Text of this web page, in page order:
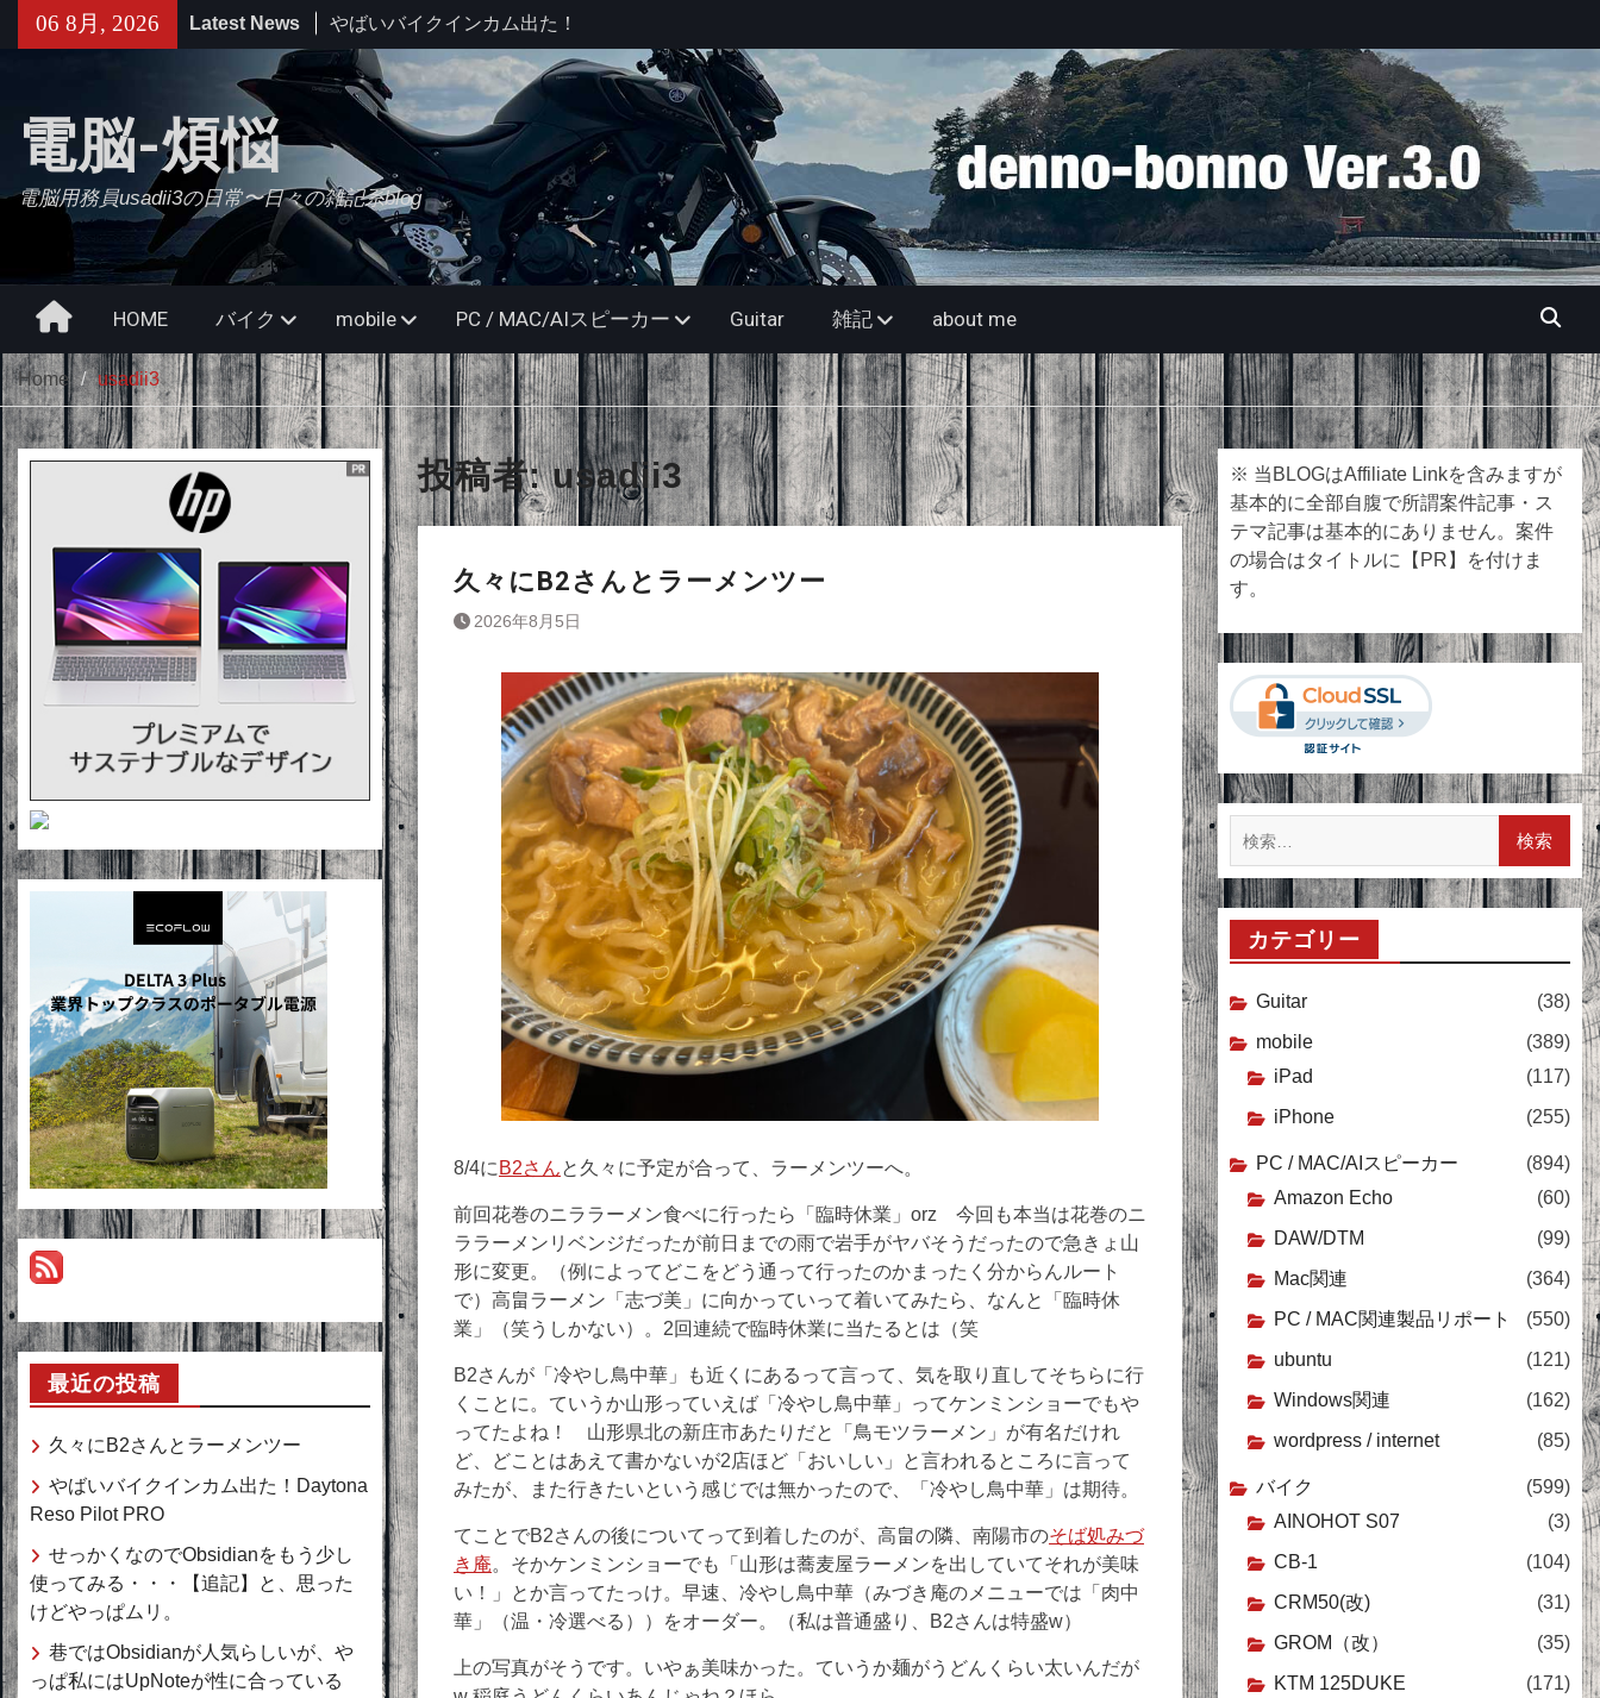
06 8月, 2026 Latest News
せっかくなのでObsidianをもう少し
使ってみる・・・【追記】と、思っ
たけどやっぱムリ。
久々にB2さんとラーメンツー
やばいバイクインカム出た！
Daytona Reso Pilot PRO
電脳-煩悩
電脳用務員usadii3の日常〜日々の雑記系blog
HomeHOME バイク mobile PC / MAC/AIスピーカー Guitar 雑記 about me
Home usadii3
投稿者:usadii3
久々にB2さんとラーメンツー
2026年8月5日
8/4に B2さんと久々に予定が合って、ラーメンツーへ。
前回花巻のニララーメン食べに行ったら「臨時休業」orz 今回も本当は花巻のニ
ララーメンリベンジだったが前日までの雨で岩手がヤバそうだったので急きょ山
形に変更。（例によってどこをどう通って行ったのかまったく分からんルート
で）高畠ラーメン「志づ美」に向かっていって着いてみたら、なんと「臨時休
業」（笑うしかない）。2回連続で臨時休業に当たるとは（笑
B2さんが「冷やし鳥中華」も近くにあるって言って、気を取り直してそちらに行
くことに。ていうか山形っていえば「冷やし鳥中華」ってケンミンショーでもや
ってたよね！ 山形県北の新庄市あたりだと「鳥モツラーメン」が有名だけれ
ど、どことはあえて書かないが2店ほど「おいしい」と言われるところに言って
みたが、また行きたいという感じでは無かったので、「冷やし鳥中華」は期待。
てことでB2さんの後についてって到着したのが、高畠の隣、南陽市のそば処みづ
き庵。そかケンミンショーでも「山形は蕎麦屋ラーメンを出していてそれが美味
い！」とか言ってたっけ。早速、冷やし鳥中華（みづき庵のメニューでは「肉中
華」（温・冷選べる））をオーダー。（私は普通盛り、B2さんは特盛w）
上の写真がそうです。いやぁ美味かった。ていうか麺がうどんくらい太いんだが
※ 当BLOGはAffiliate Linkを含みますが
基本的に全部自腹で所謂案件記事・ス
テマ記事は基本的にありません。案件
の場合はタイトルに【PR】を付けま
す。
索:
カテゴリー
Guitar
(38)
mobile
(389)
iPad
(117)
iPhone
(255)
PC / MAC/AIスピーカー
(894)
Amazon Echo
(60)
DAW/DTM
(99)
Mac関連
(364)
PC / MAC関連製品リポート
(550)
ubuntu
(121)
Windows関連
(162)
wordpress / internet
(85)
バイク
(599)
AINOHOT S07
(3)
CB-1
(104)
CRM50(改)
(31)
GROM（改）
(35)
KTM 125DUKE
(171)
最近の投稿
久々にB2さんとラーメンツー
やばいバイクインカム出た！Daytona
Reso Pilot PRO
せっかくなのでObsidianをもう少し
使ってみる・・・【追記】と、思った
けどやっぱムリ。
巷ではObsidianが人気らしいが、や
っぱ私にはUpNoteが性に合っている